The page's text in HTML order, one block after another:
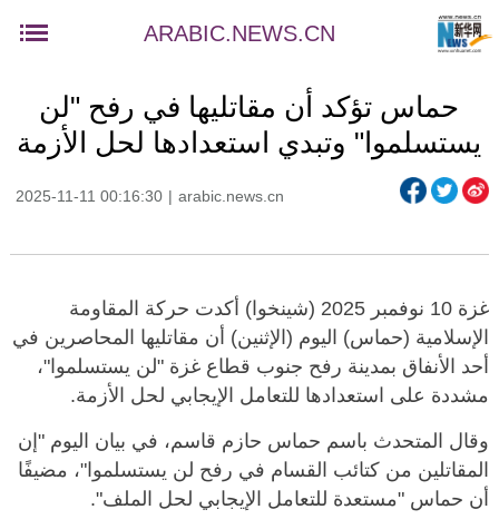
ARABIC.NEWS.CN
حماس تؤكد أن مقاتليها في رفح "لن
يستسلموا" وتبدي استعدادها لحل الأزمة
2025-11-11 00:16:30 | arabic.news.cn
غزة 10 نوفمبر 2025 (شينخوا) أكدت حركة المقاومة
الإسلامية (حماس) اليوم (الإثنين) أن مقاتليها المحاصرين في
أحد الأنفاق بمدينة رفح جنوب قطاع غزة "لن يستسلموا"،
مشددة على استعدادها للتعامل الإيجابي لحل الأزمة.
وقال المتحدث باسم حماس حازم قاسم، في بيان اليوم "إن
المقاتلين من كتائب القسام في رفح لن يستسلموا"، مضيفًا
أن حماس "مستعدة للتعامل الإيجابي لحل الملف".